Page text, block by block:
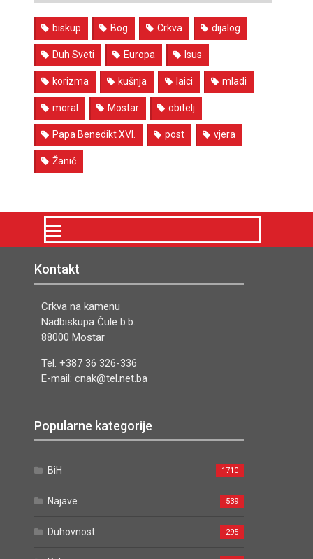
biskup Bog Crkva dijalog
Duh Sveti Europa Isus
korizma kušnja laici mladi
moral Mostar obitelj
Papa Benedikt XVI. post vjera
Žanić
Kontakt
Crkva na kamenu
Nadbiskupa Čule b.b.
88000 Mostar
Tel. +387 36 326-336
E-mail: cnak@tel.net.ba
Popularne kategorije
BiH 1710
Najave 539
Duhovnost 295